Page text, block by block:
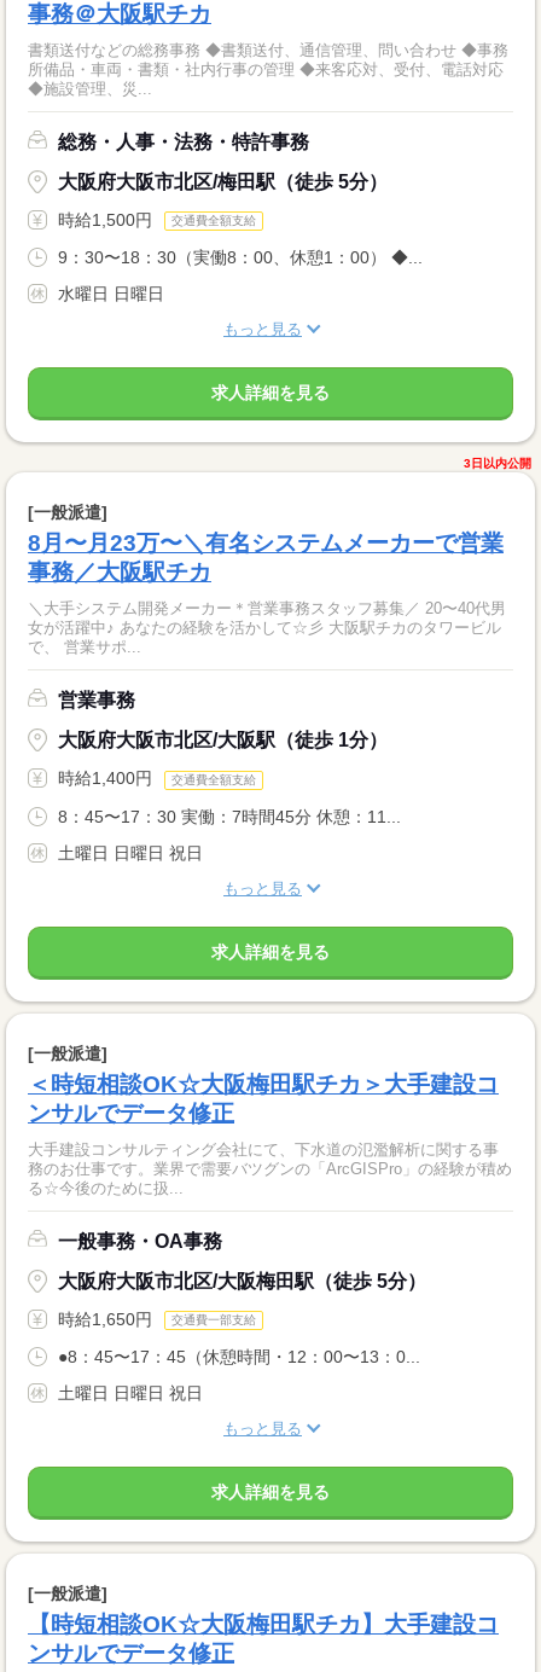
事務＠大阪駅チカ
書類送付などの総務事務 ◆書類送付、通信管理、問い合わせ ◆事務
所備品・車両・書類・社内行事の管理 ◆来客応対、受付、電話対応
◆施設管理、災...
総務・人事・法務・特許事務
大阪府大阪市北区/梅田駅（徒歩 5分）
時給1,500円 交通費全額支給
9：30〜18：30（実働8：00、休憩1：00） ◆...
水曜日 日曜日
もっと見る
求人詳細を見る
3日以内公開
[一般派遣]
8月〜月23万〜＼有名システムメーカーで営業
事務／大阪駅チカ
＼大手システム開発メーカー＊営業事務スタッフ募集／ 20〜40代男
女が活躍中♪ あなたの経験を活かして☆彡 大阪駅チカのタワービル
で、 営業サポ...
営業事務
大阪府大阪市北区/大阪駅（徒歩 1分）
時給1,400円 交通費全額支給
8：45〜17：30 実働：7時間45分 休憩：11...
土曜日 日曜日 祝日
もっと見る
求人詳細を見る
[一般派遣]
＜時短相談OK☆大阪梅田駅チカ＞大手建設コ
ンサルでデータ修正
大手建設コンサルティング会社にて、下水道の氾濫解析に関する事
務のお仕事です。業界で需要バツグンの「ArcGISPro」の経験が積め
る☆今後のために扱...
一般事務・OA事務
大阪府大阪市北区/大阪梅田駅（徒歩 5分）
時給1,650円 交通費一部支給
●8：45〜17：45（休憩時間・12：00〜13：0...
土曜日 日曜日 祝日
もっと見る
求人詳細を見る
[一般派遣]
【時短相談OK☆大阪梅田駅チカ】大手建設コ
ンサルでデータ修正